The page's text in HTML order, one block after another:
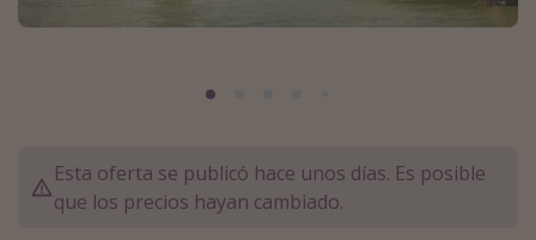
Marruecos
Maldivas
Albania
Esta oferta se publicó hace unos días. Es posible
que los precios hayan cambiado.